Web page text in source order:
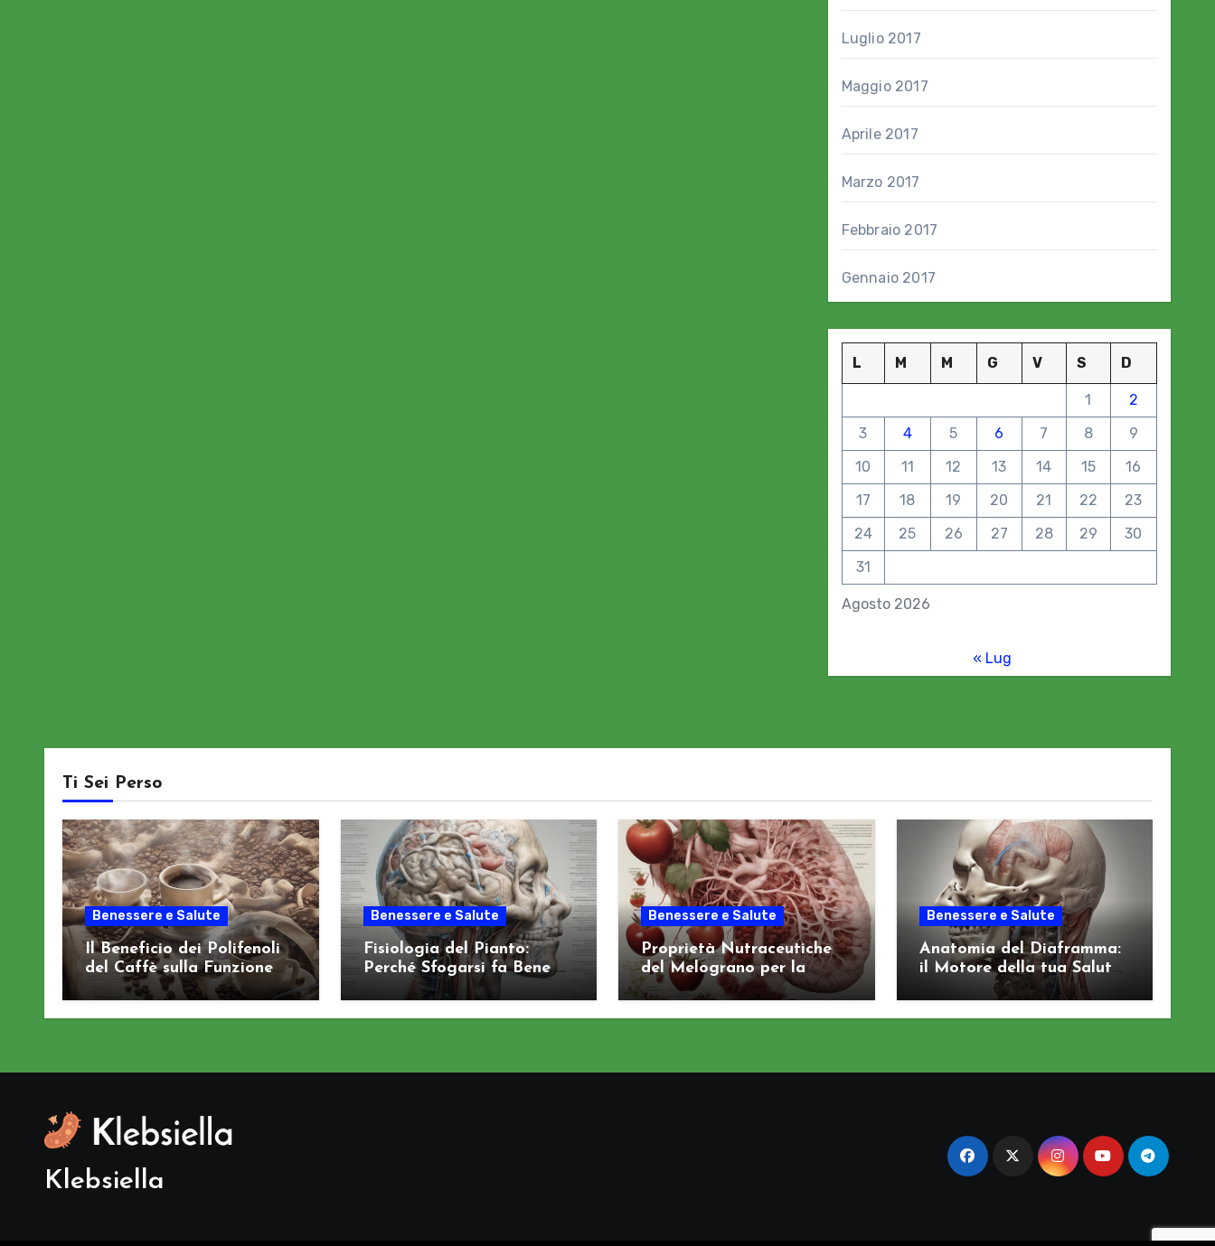
Luglio 2017
Maggio 2017
Aprile 2017
Marzo 2017
Febbraio 2017
Gennaio 2017
Agosto 2026
L M M G V S D
1
2
3
4 5 6 7 8
9
10
11 12 13 14 15
16
17
18 19 20 21 22
23
24
25 26 27 28 29
30
31
« Lug
Ti Sei Perso
Benessere e Salute
Il Beneficio dei Polifenoli
del Caffè sulla Funzione
Cognitiva
Benessere e Salute
Fisiologia del Pianto:
Perché Sfogarsi fa Bene al
Sistema Nervoso
Benessere e Salute
Proprietà Nutraceutiche
del Melograno per la
Salute Arteriosa
Benessere e Salute
Anatomia del Diaframma:
il Motore della tua Salute
Klebsiella